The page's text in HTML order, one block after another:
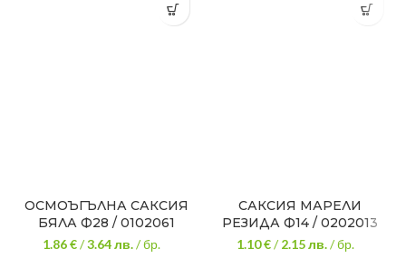
ОСМОЪГЪЛНА САКСИЯ
БЯЛА Ф28 / 0102061
1.86 €/3.64лв./ бр.
САКСИЯ МАРЕЛИ
РЕЗИДА Ф14 / 0202013
1.10 €/2.15лв./ бр.